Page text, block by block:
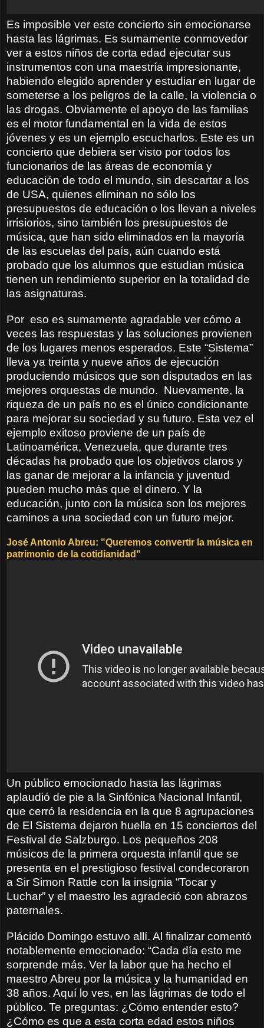
Es imposible ver este concierto sin emocionarse
hasta las lágrimas. Es sumamente conmovedor
ver a estos niños de corta edad ejecutar sus
instrumentos con una maestría impresionante,
habiendo elegido aprender y estudiar en lugar de
someterse a los peligros de la calle, la violencia o
las drogas. Obviamente el apoyo de las familias
es el motor fundamental en la vida de estos
jóvenes y es un ejemplo escucharlos. Este es un
concierto que debiera ser visto por todos los
funcionarios de las áreas de economía y
educación de todo el mundo, sin descartar a los
de USA, quienes eliminan no sólo los
presupuestos de educación o los llevan a niveles
irrisiorios, sino también los presupuestos de
música, que han sido eliminados en la mayoría
de las escuelas del país, aún cuando está
probado que los alumnos que estudian música
tienen un rendimiento superior en la totalidad de
las asignaturas.
Por eso es sumamente agradable ver cómo a
veces las respuestas y las soluciones provienen
de los lugares menos esperados. Este “Sistema”
lleva ya treinta y nueve años de ejecución
produciendo músicos que son disputados en las
mejores orquestas de mundo. Nuevamente, la
riqueza de un país no es el único condicionante
para mejorar su sociedad y su futuro. Esta vez el
ejemplo exitoso proviene de un país de
Latinoamérica, Venezuela, que durante tres
décadas ha probado que los objetivos claros y
las ganar de mejorar a la infancia y juventud
pueden mucho más que el dinero. Y la
educación, junto con la música son los mejores
caminos a una sociedad con un futuro mejor.
José Antonio Abreu: "Queremos convertir la música en
patrimonio de la cotidianidad"
Un público emocionado hasta las lágrimas
aplaudió de pie a la Sinfónica Nacional Infantil,
que cerró la residencia en la que 8 agrupaciones
de El Sistema dejaron huella en 15 conciertos del
Festival de Salzburgo. Los pequeños 208
músicos de la primera orquesta infantil que se
presenta en el prestigioso festival condecoraron
a Sir Simon Rattle con la insignia “Tocar y
Luchar” y el maestro les agradeció con abrazos
paternales.
Plácido Domingo estuvo allí. Al finalizar comentó
notablemente emocionado: “Cada día esto me
sorprende más. Ver la labor que ha hecho el
maestro Abreu por la música y la humanidad en
38 años. Aquí lo ves, en las lágrimas de todo el
público. Te preguntas: ¿Cómo entender esto?
¿Cómo es que a esta corta edad estos niños